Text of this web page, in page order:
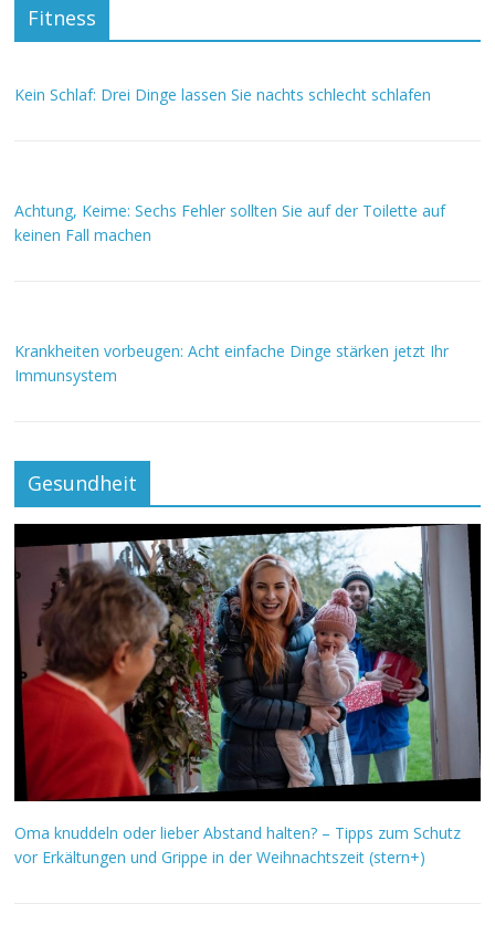
Fitness
Kein Schlaf: Drei Dinge lassen Sie nachts schlecht schlafen
Achtung, Keime: Sechs Fehler sollten Sie auf der Toilette auf
keinen Fall machen
Krankheiten vorbeugen: Acht einfache Dinge stärken jetzt Ihr
Immunsystem
Gesundheit
Oma knuddeln oder lieber Abstand halten? – Tipps zum Schutz
vor Erkältungen und Grippe in der Weihnachtszeit (stern+)